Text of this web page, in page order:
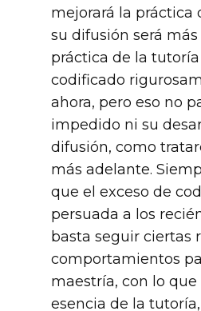
mejorará la práctica
su difusión será más
práctica de la tutoría
codificado
ahora, pero eso no
impedido ni su
difusión, como
más adelante.
que el exceso de
persuada a los
basta seguir ciertas
comportamientos
maestría, con lo que
esencia de la